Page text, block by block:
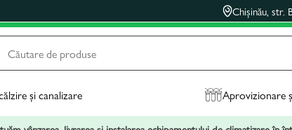
Chișinău, str.
și canalizare Aprovizionare